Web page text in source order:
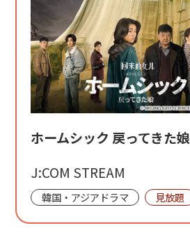
ホームシック 戻ってきた娘
J:COM STREAM
韓国・アジアドラマ 見放題